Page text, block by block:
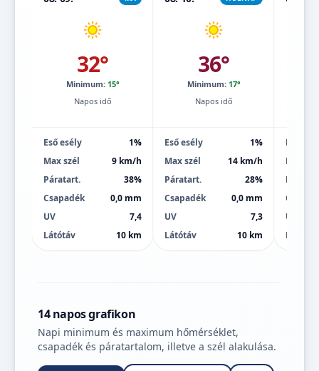
32°
Minimum: 15°
Napos idő
Eső esély
1%
Max szél
9 km/h
Páratart.
38%
Csapadék
0,0 mm
UV
7,4
Látótáv
10 km
36°
Minimum: 17°
Napos idő
Eső esély
1%
Max szél
14 km/h
Páratart.
28%
Csapadék
0,0 mm
UV
7,3
Látótáv
10 km
Eső
Max
UV
Látótáv
14 napos grafikon
Napi minimum és maximum hőmérséklet,
csapadék és páratartalom, illetve a szél alakulása.